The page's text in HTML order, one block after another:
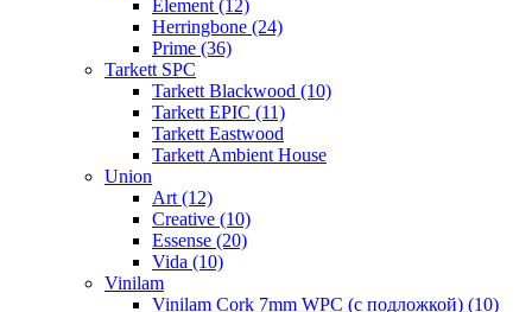
Element (12)
Herringbone (24)
Prime (36)
Tarkett SPC
Tarkett Blackwood (10)
Tarkett EPIC (11)
Tarkett Eastwood
Tarkett Ambient House
Union
Art (12)
Creative (10)
Essense (20)
Vida (10)
Vinilam
Vinilam Cork 7mm WPC (с подложкой) (10)